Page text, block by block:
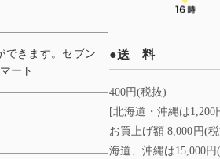
できます。セブン
ート
●送 料
400円(税抜)
[北海道・沖縄は1,200
お買上げ額 8,000円(
海道、沖縄は15,000